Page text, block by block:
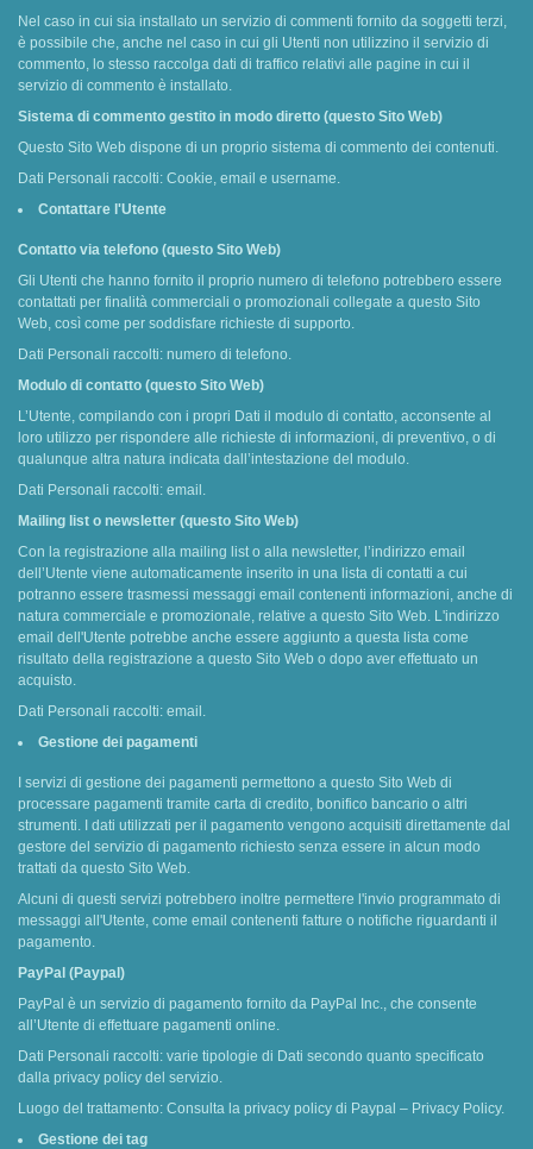
Nel caso in cui sia installato un servizio di commenti fornito da soggetti terzi,
è possibile che, anche nel caso in cui gli Utenti non utilizzino il servizio di
commento, lo stesso raccolga dati di traffico relativi alle pagine in cui il
servizio di commento è installato.
Sistema di commento gestito in modo diretto (questo Sito Web)
Questo Sito Web dispone di un proprio sistema di commento dei contenuti.
Dati Personali raccolti: Cookie, email e username.
Contattare l'Utente
Contatto via telefono (questo Sito Web)
Gli Utenti che hanno fornito il proprio numero di telefono potrebbero essere
contattati per finalità commerciali o promozionali collegate a questo Sito
Web, così come per soddisfare richieste di supporto.
Dati Personali raccolti: numero di telefono.
Modulo di contatto (questo Sito Web)
L’Utente, compilando con i propri Dati il modulo di contatto, acconsente al
loro utilizzo per rispondere alle richieste di informazioni, di preventivo, o di
qualunque altra natura indicata dall’intestazione del modulo.
Dati Personali raccolti: email.
Mailing list o newsletter (questo Sito Web)
Con la registrazione alla mailing list o alla newsletter, l’indirizzo email
dell’Utente viene automaticamente inserito in una lista di contatti a cui
potranno essere trasmessi messaggi email contenenti informazioni, anche di
natura commerciale e promozionale, relative a questo Sito Web. L'indirizzo
email dell'Utente potrebbe anche essere aggiunto a questa lista come
risultato della registrazione a questo Sito Web o dopo aver effettuato un
acquisto.
Dati Personali raccolti: email.
Gestione dei pagamenti
I servizi di gestione dei pagamenti permettono a questo Sito Web di
processare pagamenti tramite carta di credito, bonifico bancario o altri
strumenti. I dati utilizzati per il pagamento vengono acquisiti direttamente dal
gestore del servizio di pagamento richiesto senza essere in alcun modo
trattati da questo Sito Web.
Alcuni di questi servizi potrebbero inoltre permettere l'invio programmato di
messaggi all'Utente, come email contenenti fatture o notifiche riguardanti il
pagamento.
PayPal (Paypal)
PayPal è un servizio di pagamento fornito da PayPal Inc., che consente
all’Utente di effettuare pagamenti online.
Dati Personali raccolti: varie tipologie di Dati secondo quanto specificato
dalla privacy policy del servizio.
Luogo del trattamento: Consulta la privacy policy di Paypal – Privacy Policy.
Gestione dei tag